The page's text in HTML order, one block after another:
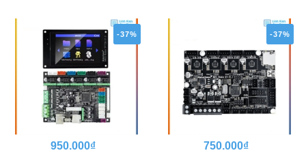
-37%
950.000₫
-37%
750.000₫